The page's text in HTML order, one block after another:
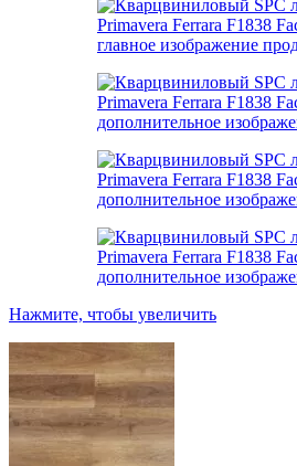
Нажмите, чтобы увеличить